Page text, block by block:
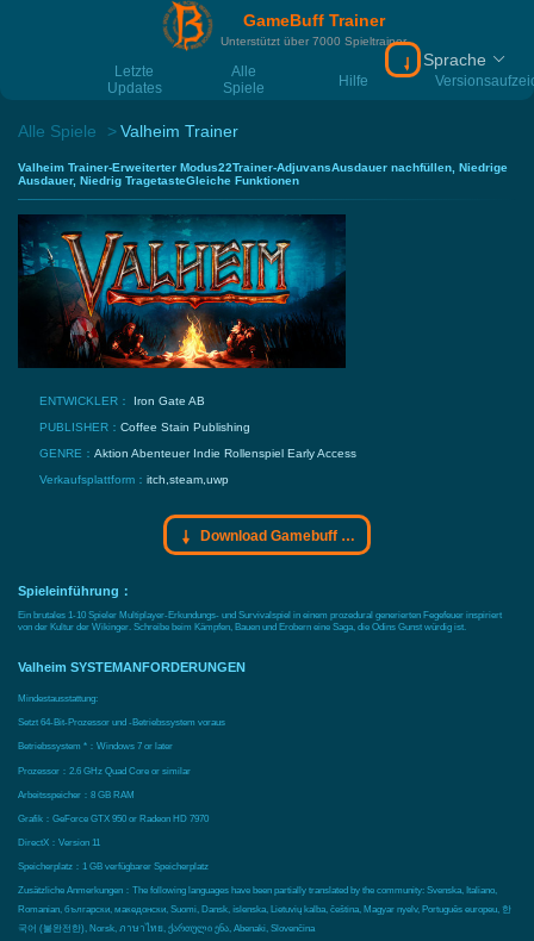
GameBuff Trainer
Unterstützt über 7000 Spieltrainer
Letzte
Updates
Alle
Spiele
Hilfe
Download
Sprache
Alle Spiele Valheim Trainer
Valheim Trainer-Erweiterter Modus22Trainer-AdjuvansAusdauer nachfüllen, Niedrige
Ausdauer, Niedrig TragetasteGleiche Funktionen
ENTWICKLER：
Iron Gate AB
PUBLISHER： Coffee Stain Publishing
GENRE： Aktion AbenteuerIndie Rollenspiel
Early Access
Verkaufsplattform： itch,steam,uwp
Download Gamebuff Trainer
Spieleinführung：
Ein brutales 1-10 Spieler Multiplayer-Erkundungs- und Survivalspiel in einem prozedural generierten Fegefeuer inspiriert
von der Kultur der Wikinger. Schreibe beim Kämpfen, Bauen und Erobern eine Saga, die Odins Gunst würdig ist.
Valheim SYSTEMANFORDERUNGEN
Mindestausstattung:
Setzt 64-Bit-Prozessor und -Betriebssystem voraus
Betriebssystem *：Windows 7 or later
Prozessor：2.6 GHz Quad Core or similar
Arbeitsspeicher：8 GB RAM
Grafik：GeForce GTX 950 or Radeon HD 7970
DirectX：Version 11
Speicherplatz：1 GB verfügbarer Speicherplatz
Zusätzliche Anmerkungen：The following languages have been partially translated by the community: Svenska, Italiano,
Romanian, български, македонски, Suomi, Dansk, íslenska, Lietuvių kalba, čeština, Magyar nyelv, Português europeu, 한
국어 (불완전한), Norsk, ภาษาไทย, ქართული ენა, Abenaki, Slovenčina